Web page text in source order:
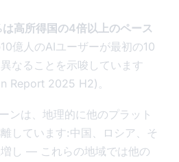
高所得国の4倍以上のペース
億人のAIユーザーが最初の10
なることを示唆しています
Report 2025 H2)。
ンは、地理的に他のプラット
しています:中国、ロシア、そ
し — これらの地域では他の